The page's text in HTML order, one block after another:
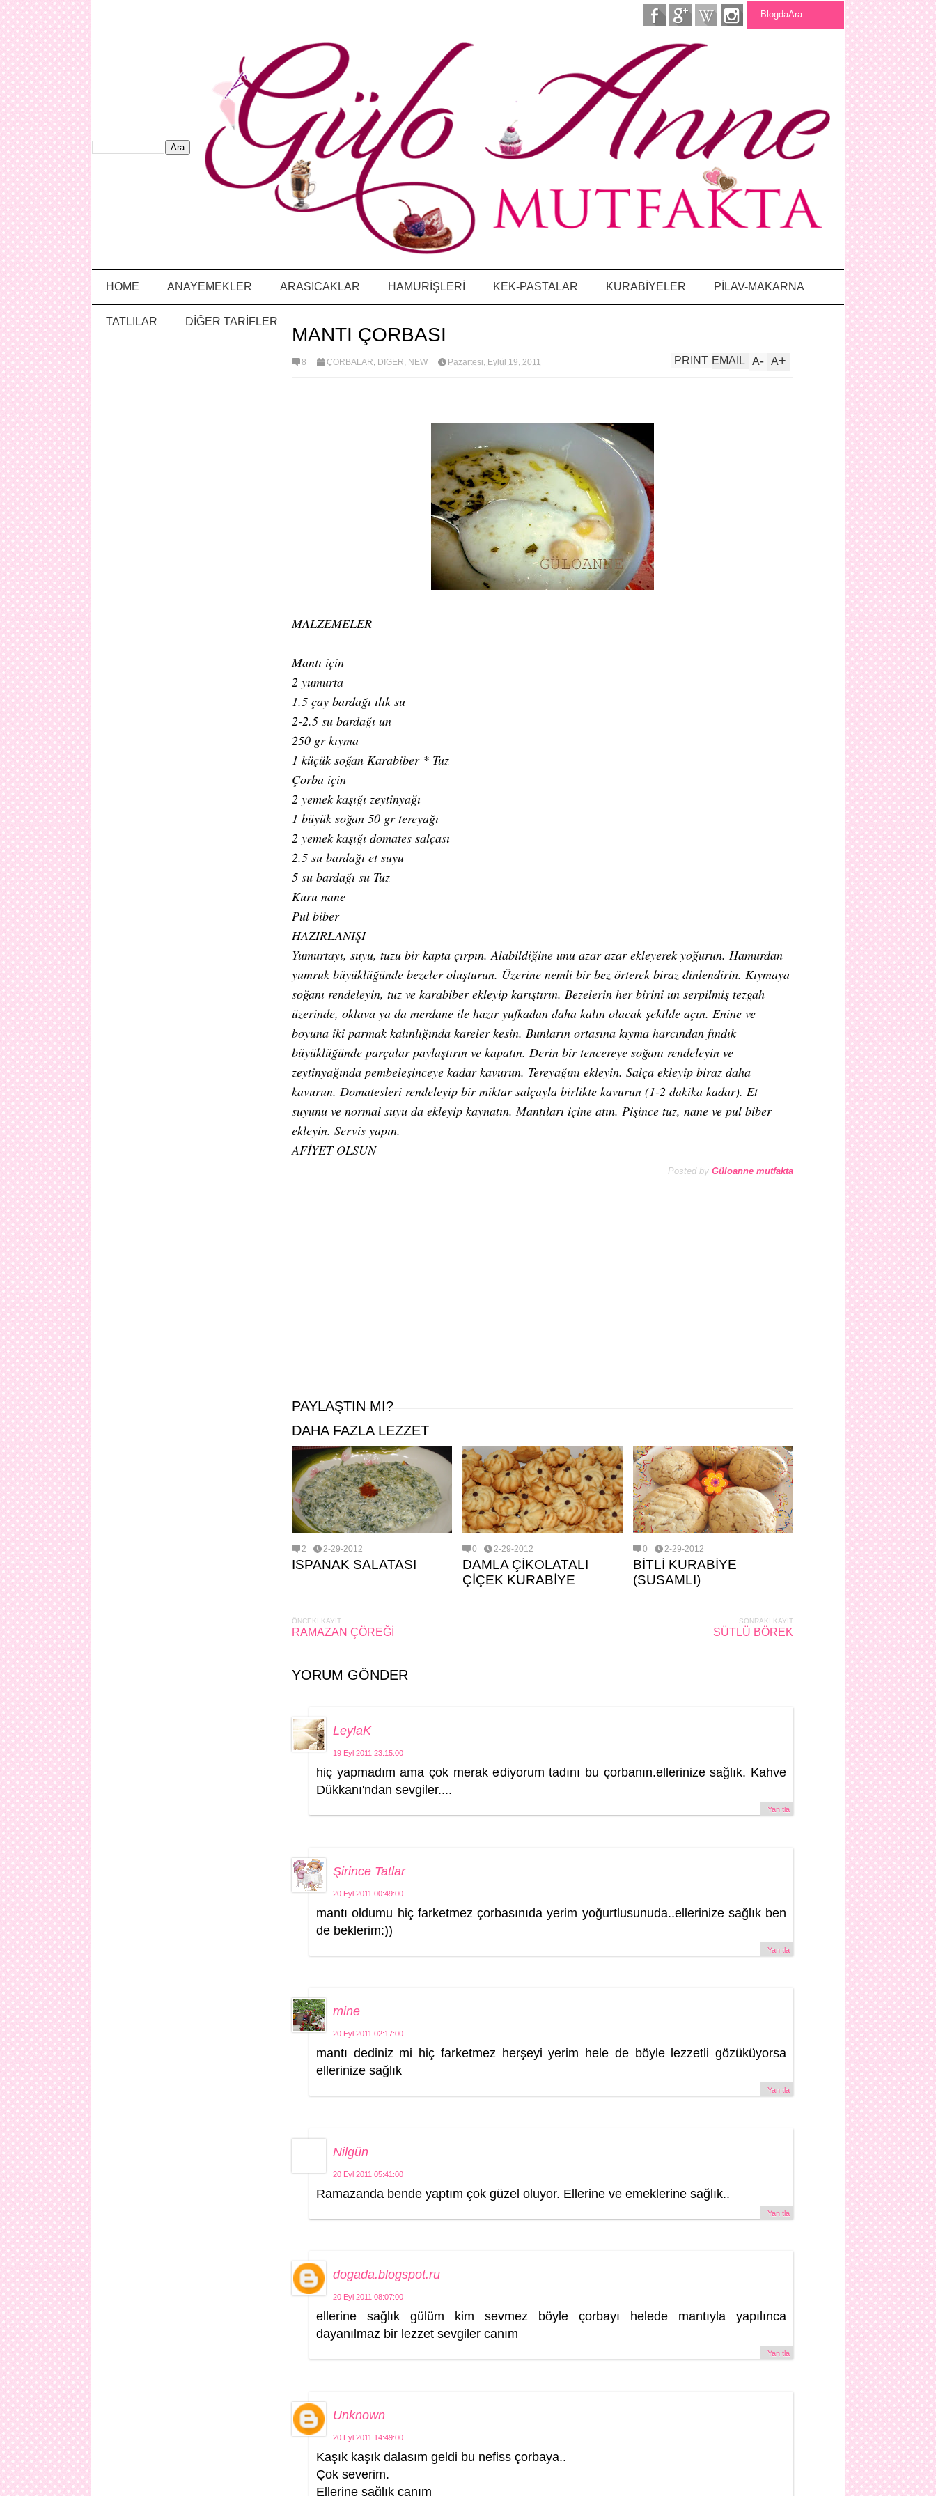
HOME ANAYEMEKLER ARASICAKLAR HAMURİŞLERİ KEK-PASTALAR KURABİYELER PİLAV-MAKARNA
TATLILAR DİĞER TARİFLER
MANTI ÇORBASI
8 ÇORBALAR, DİĞER, NEW Pazartesi, Eylül 19, 2011 A+
A-
EMAIL
PRINT
MALZEMELER
Mantı için
2 yumurta
1.5 çay bardağı ılık su
2-2.5 su bardağı un
250 gr kıyma
1 küçük soğan Karabiber * Tuz
Çorba için
2 yemek kaşığı zeytinyağı
1 büyük soğan 50 gr tereyağı
2 yemek kaşığı domates salçası
2.5 su bardağı et suyu
5 su bardağı su Tuz
Kuru nane
Pul biber
HAZIRLANIŞI
Yumurtayı, suyu, tuzu bir kapta çırpın. Alabildiğine unu azar azar ekleyerek yoğurun. Hamurdan
yumruk büyüklüğünde bezeler oluşturun. Üzerine nemli bir bez örterek biraz dinlendirin. Kıymaya
soğanı rendeleyin, tuz ve karabiber ekleyip karıştırın. Bezelerin her birini un serpilmiş tezgah
üzerinde, oklava ya da merdane ile hazır yufkadan daha kalın olacak şekilde açın. Enine ve
boyuna iki parmak kalınlığında kareler kesin. Bunların ortasına kıyma harcından fındık
büyüklüğünde parçalar paylaştırın ve kapatın. Derin bir tencereye soğanı rendeleyin ve
zeytinyağında pembeleşinceye kadar kavurun. Tereyağını ekleyin. Salça ekleyip biraz daha
kavurun. Domatesleri rendeleyip bir miktar salçayla birlikte kavurun (1-2 dakika kadar). Et
suyunu ve normal suyu da ekleyip kaynatın. Mantıları içine atın. Pişince tuz, nane ve pul biber
ekleyin. Servis yapın.
AFİYET OLSUN
Posted by Güloanne mutfakta
PAYLAŞTIN MI?
DAHA FAZLA LEZZET
2 2-29-2012
ISPANAK SALATASI
0 2-29-2012
DAMLA ÇİKOLATALI
ÇİÇEK KURABİYE
0 2-29-2012
BİTLİ KURABİYE
(SUSAMLI)
ÖNCEKI KAYIT
RAMAZAN ÇÖREĞİ
SONRAKI KAYIT
SÜTLÜ BÖREK
YORUM GÖNDER
LeylaK
19 Eyl 2011 23:15:00
hiç yapmadım ama çok merak ediyorum tadını bu çorbanın.ellerinize sağlık. Kahve
Dükkanı'ndan sevgiler....
Yanıtla
Şirince Tatlar
20 Eyl 2011 00:49:00
mantı oldumu hiç farketmez çorbasınıda yerim yoğurtlusunuda..ellerinize sağlık ben
de beklerim:))
Yanıtla
mine
20 Eyl 2011 02:17:00
mantı dediniz mi hiç farketmez herşeyi yerim hele de böyle lezzetli gözüküyorsa
ellerinize sağlık
Yanıtla
Nilgün
20 Eyl 2011 05:41:00
Ramazanda bende yaptım çok güzel oluyor. Ellerine ve emeklerine sağlık..
Yanıtla
dogada.blogspot.ru
20 Eyl 2011 08:07:00
ellerine sağlık gülüm kim sevmez böyle çorbayı helede mantıyla yapılınca
dayanılmaz bir lezzet sevgiler canım
Yanıtla
Unknown
20 Eyl 2011 14:49:00
Kaşık kaşık dalasım geldi bu nefiss çorbaya..
Çok severim.
Ellerine sağlık canım